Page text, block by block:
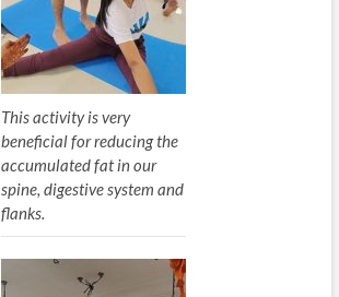
This activity is very
beneficial for reducing the
accumulated fat in our
spine, digestive system and
flanks.